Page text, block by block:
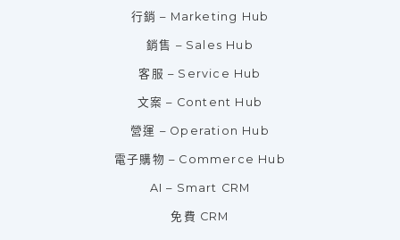
行銷 – Marketing Hub
銷售 – Sales Hub
客服 – Service Hub
文案 – Content Hub
營運 – Operation Hub
電子購物 – Commerce Hub
AI – Smart CRM
免費 CRM